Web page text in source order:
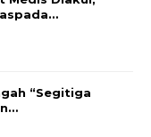
“Segitiga